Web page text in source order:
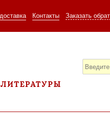
Контакты Заказать